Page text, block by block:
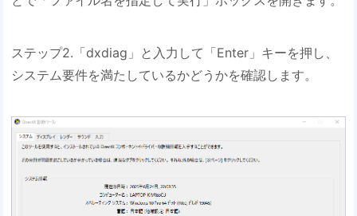
ステップ2.「dxdiag」と入力して「Enter」キーを押し、
システム要件を満たしているかどうかを確認します。